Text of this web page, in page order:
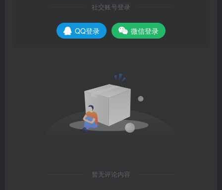
社交账号登录
QQ登录 微信登录
暂无评论内容